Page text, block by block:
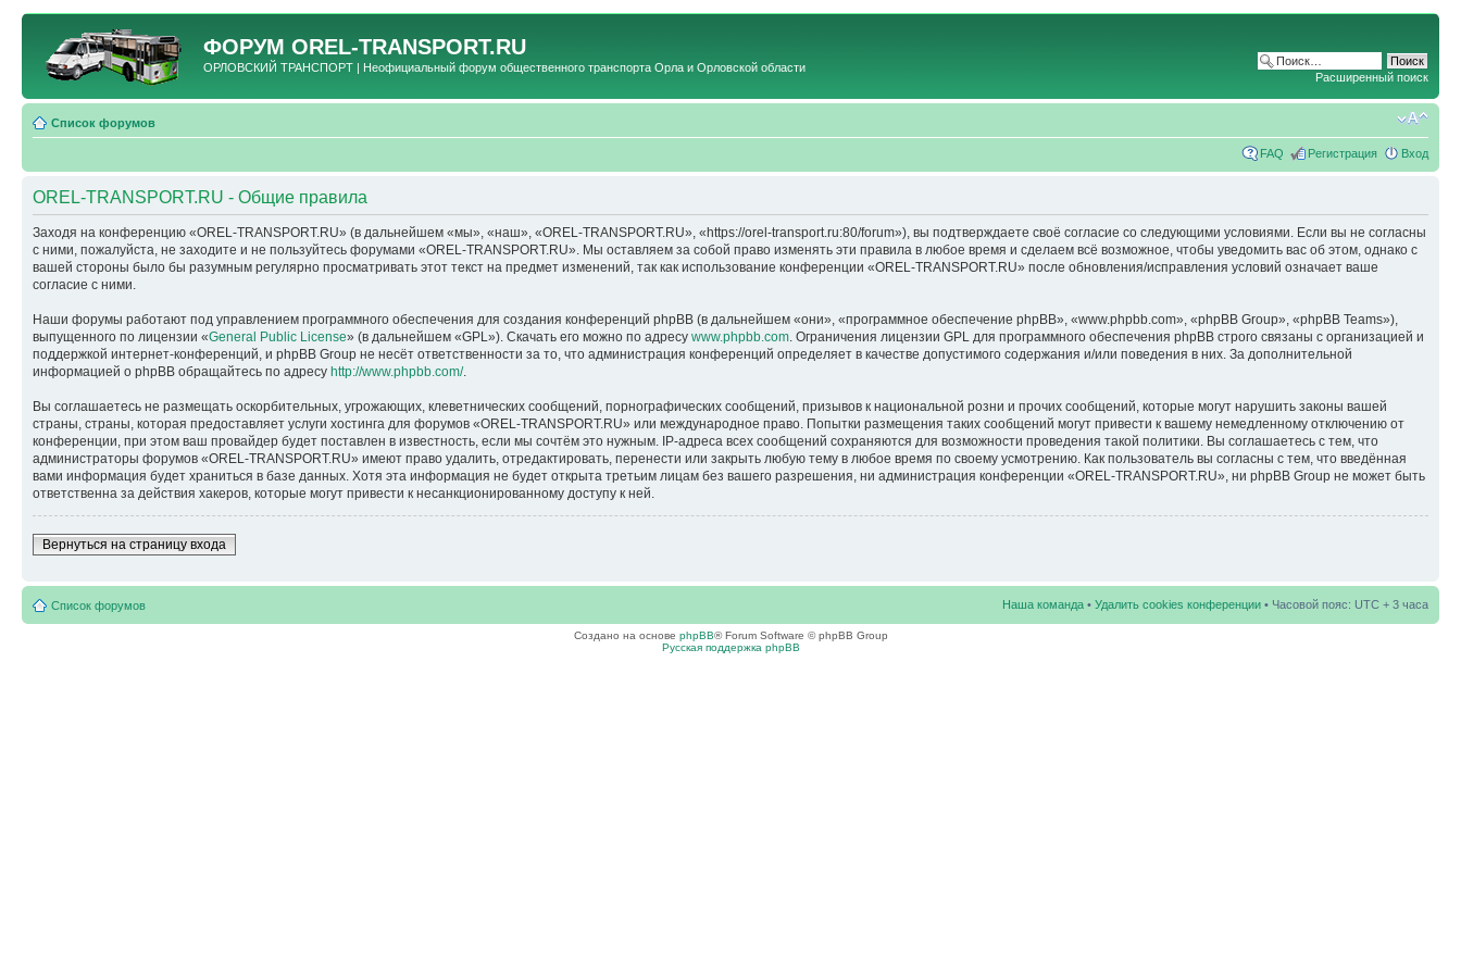
ФОРУМ OREL-TRANSPORT.RU
ОРЛОВСКИЙ ТРАНСПОРТ | Неофициальный форум общественного транспорта Орла и Орловской области
Расширенный поиск
Список форумов
FAQ Регистрация Вход
OREL-TRANSPORT.RU - Общие правила
Заходя на конференцию «OREL-TRANSPORT.RU» (в дальнейшем «мы», «наш», «OREL-TRANSPORT.RU», «https://orel-transport.ru:80/forum»), вы подтверждаете своё согласие со следующими условиями. Если вы не согласны
с ними, пожалуйста, не заходите и не пользуйтесь форумами «OREL-TRANSPORT.RU». Мы оставляем за собой право изменять эти правила в любое время и сделаем всё возможное, чтобы уведомить вас об этом, однако с
вашей стороны было бы разумным регулярно просматривать этот текст на предмет изменений, так как использование конференции «OREL-TRANSPORT.RU» после обновления/исправления условий означает ваше
согласие с ними.
Наши форумы работают под управлением программного обеспечения для создания конференций phpBB (в дальнейшем «они», «программное обеспечение phpBB», «www.phpbb.com», «phpBB Group», «phpBB Teams»),
выпущенного по лицензии «General Public License» (в дальнейшем «GPL»). Скачать его можно по адресу www.phpbb.com . Ограничения лицензии GPL для программного обеспечения phpBB строго связаны с организацией и
поддержкой интернет-конференций, и phpBB Group не несёт ответственности за то, что администрация конференций определяет в качестве допустимого содержания и/или поведения в них. За дополнительной
информацией о phpBB обращайтесь по адресу http://www.phpbb.com/.
Вы соглашаетесь не размещать оскорбительных, угрожающих, клеветнических сообщений, порнографических сообщений, призывов к национальной розни и прочих сообщений, которые могут нарушить законы вашей
страны, страны, которая предоставляет услуги хостинга для форумов «OREL-TRANSPORT.RU» или международное право. Попытки размещения таких сообщений могут привести к вашему немедленному отключению от
конференции, при этом ваш провайдер будет поставлен в известность, если мы сочтём это нужным. IP-адреса всех сообщений сохраняются для возможности проведения такой политики. Вы соглашаетесь с тем, что
администраторы форумов «OREL-TRANSPORT.RU» имеют право удалить, отредактировать, перенести или закрыть любую тему в любое время по своему усмотрению. Как пользователь вы согласны с тем, что введённая
вами информация будет храниться в базе данных. Хотя эта информация не будет открыта третьим лицам без вашего разрешения, ни администрация конференции «OREL-TRANSPORT.RU», ни phpBB Group не может быть
ответственна за действия хакеров, которые могут привести к несанкционированному доступу к ней.
Вернуться на страницу входа
Список форумов Наша команда • Удалить cookies конференции • Часовой пояс: UTC + 3 часа
Создано на основе phpBB® Forum Software © phpBB Group
Русская поддержка phpBB